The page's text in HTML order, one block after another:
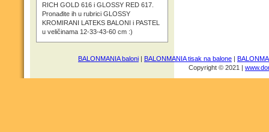
RICH GOLD 616 i GLOSSY RED 617.
Pronađite ih u rubrici GLOSSY
KROMIRANI LATEKS BALONI i PASTEL
u veličinama 12-33-43-60 cm :)
BALONMANIA baloni | BALONMANIA tisak na balone |
Copyright © 2021 |